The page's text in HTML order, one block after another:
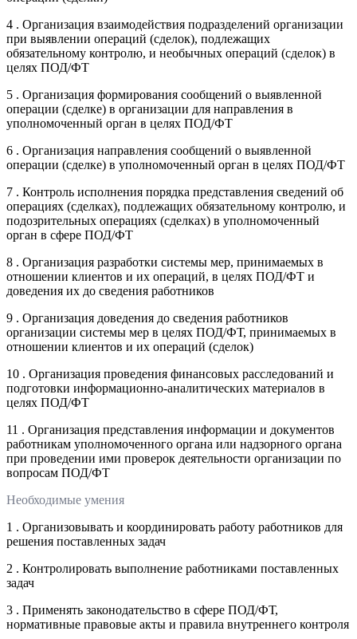
4 . Организация взаимодействия подразделений организации
при выявлении операций (сделок), подлежащих
обязательному контролю, и необычных операций (сделок) в
целях ПОД/ФТ
5 . Организация формирования сообщений о выявленной
операции (сделке) в организации для направления в
уполномоченный орган в целях ПОД/ФТ
6 . Организация направления сообщений о выявленной
операции (сделке) в уполномоченный орган в целях ПОД/ФТ
7 . Контроль исполнения порядка представления сведений об
операциях (сделках), подлежащих обязательному контролю, и
подозрительных операциях (сделках) в уполномоченный
орган в сфере ПОД/ФТ
8 . Организация разработки системы мер, принимаемых в
отношении клиентов и их операций, в целях ПОД/ФТ и
доведения их до сведения работников
9 . Организация доведения до сведения работников
организации системы мер в целях ПОД/ФТ, принимаемых в
отношении клиентов и их операций (сделок)
10 . Организация проведения финансовых расследований и
подготовки информационно-аналитических материалов в
целях ПОД/ФТ
11 . Организация представления информации и документов
работникам уполномоченного органа или надзорного органа
при проведении ими проверок деятельности организации по
вопросам ПОД/ФТ
Необходимые умения
1 . Организовывать и координировать работу работников для
решения поставленных задач
2 . Контролировать выполнение работниками поставленных
задач
3 . Применять законодательство в сфере ПОД/ФТ,
нормативные правовые акты и правила внутреннего контроля